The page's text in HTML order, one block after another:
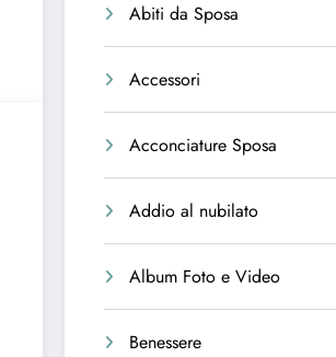
Abiti da Sposa
Accessori
Acconciature Sposa
Addio al nubilato
Album Foto e Video
Benessere